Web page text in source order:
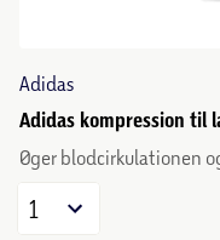
Adidas
Adidas kompression til
Øger blodcirkulationen
1